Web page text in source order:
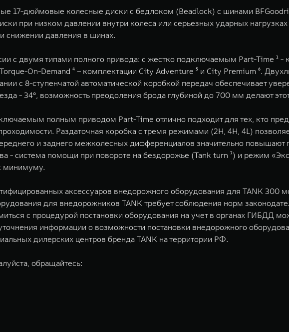
17-дюймовые колесные диски с бедлоком (Beadlock) с шинами
при низком давлении внутри колеса или серьезных ударных
снижении давления в шинах.
c двумя типами полного привода: с жестко подключаемым Part-Time ¹ -
On-Demand ⁴ – комплектации City Adventure ⁵ и City Premium ⁶.
с 8-ступенчатой автоматической коробкой передач обеспечивает
- 34°, возможность преодоления брода глубиной до 700 мм делают
полным приводом Part-Time отлично подходит для тех, кто
Раздаточная коробка с тремя режимами (2H, 4H, 4L)
и заднего межколесных дифференциалов значительно повышают
- система помощи при повороте на бездорожье (Tank turn ⁷) и режим
минимуму.
аксессуаров внедорожного оборудования для TANK 300
для внедорожников TANK требует соблюдения норм
с процедурой постановки оборудования на учет в органах ГИБДД
информации о возможности постановки внедорожного
дилерских центров бренда TANK на территории РФ.
обращайтесь: